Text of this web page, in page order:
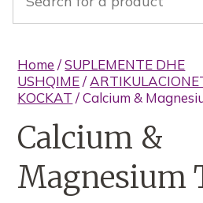
Home /SUPLEMENTE DHE
USHQIME/
KOCKAT / Calcium &
Calcium &
Magnesium